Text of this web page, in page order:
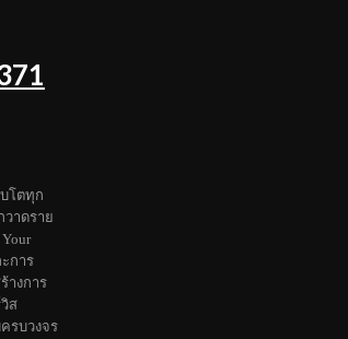
โตทุก
าดราย
การ
างการ
ส
รบวงจร